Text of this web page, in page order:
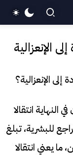
الإنعزالية
النهاية انتقالا
للبشرية، تبلغ
ما يعني انتقالا